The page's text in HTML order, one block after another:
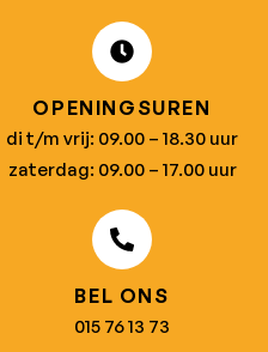
OPENINGSUREN
di t/m vrij: 09.00 – 18.30 uur
zaterdag: 09.00 – 17.00 uur
BEL ONS
015 76 13 73